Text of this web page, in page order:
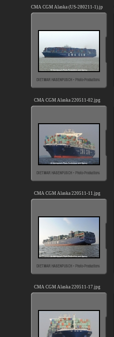
CMA CGM Alaska (US-280211-1).jpg
CMA CGM Alaska 220511-02.jpg
CMA CGM Alaska 220511-11.jpg
CMA CGM Alaska 220511-17.jpg